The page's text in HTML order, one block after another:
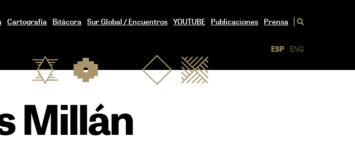
Cartografía Bitácora Sur Global / Encuentros YOUTUBE Publicaciones Prensa
ESP ENG
Millán